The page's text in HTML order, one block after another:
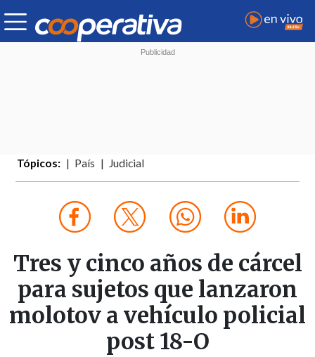
Tópicos: País Judicial
Tres y cinco años de cárcel
para sujetos que lanzaron
molotov a vehículo policial
post 18-O